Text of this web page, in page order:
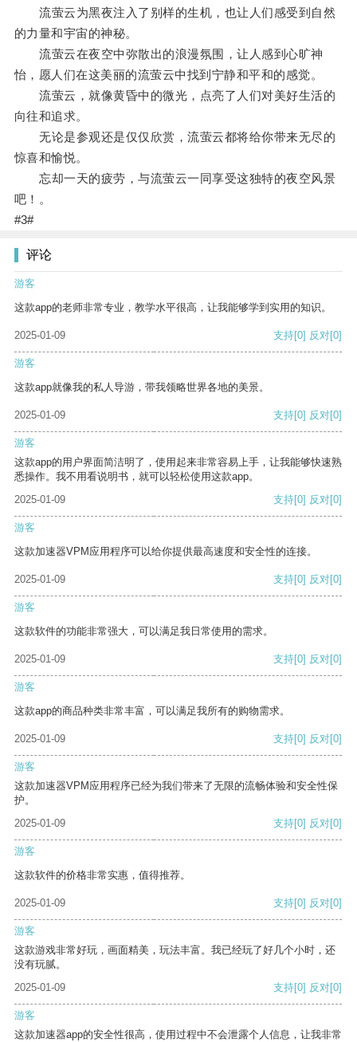
流萤云为黑夜注入了别样的生机，也让人们感受到自然
的力量和宇宙的神秘。
流萤云在夜空中弥散出的浪漫氛围，让人感到心旷神
怡，愿人们在这美丽的流萤云中找到宁静和平和的感觉。
流萤云，就像黄昏中的微光，点亮了人们对美好生活的
向往和追求。
无论是参观还是仅仅欣赏，流萤云都将给你带来无尽的
惊喜和愉悦。
忘却一天的疲劳，与流萤云一同享受这独特的夜空风景
吧！。
#3#
评论
游客
这款app的老师非常专业，教学水平很高，让我能够学到实用的知识。
2025-01-09 支持[0] 反对[0]
游客
这款app就像我的私人导游，带我领略世界各地的美景。
2025-01-09 支持[0] 反对[0]
游客
这款app的用户界面简洁明了，使用起来非常容易上手，让我能够快速熟
悉操作。我不用看说明书，就可以轻松使用这款app。
2025-01-09
支持[0] 反对[0]
游客
这款加速器VPM应用程序可以给你提供最高速度和安全性的连接。
2025-01-09 支持[0] 反对[0]
游客
这款软件的功能非常强大，可以满足我日常使用的需求。
2025-01-09 支持[0] 反对[0]
游客
这款app的商品种类非常丰富，可以满足我所有的购物需求。
2025-01-09 支持[0] 反对[0]
游客
这款加速器VPM应用程序已经为我们带来了无限的流畅体验和安全性保
护。
2025-01-09
支持[0] 反对[0]
游客
这款软件的价格非常实惠，值得推荐。
2025-01-09 支持[0] 反对[0]
游客
这款游戏非常好玩，画面精美，玩法丰富。我已经玩了好几个小时，还
没有玩腻。
2025-01-09
支持[0] 反对[0]
游客
这款加速器app的安全性很高，使用过程中不会泄露个人信息，让我非常